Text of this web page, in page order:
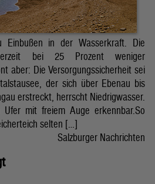
Einbußen in der Wasserkraft. Die
bei 25 Prozent weniger
aber: Die Versorgungssicherheit sei
der sich über Ebenau bis
erstreckt, herrscht Niedrigwasser.
mit freiem Auge erkennbar.So
selten […]
Salzburger Nachrichten